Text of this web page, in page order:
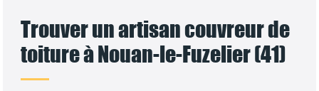
Trouver un artisan couvreur de
toiture à Nouan-le-Fuzelier (41)